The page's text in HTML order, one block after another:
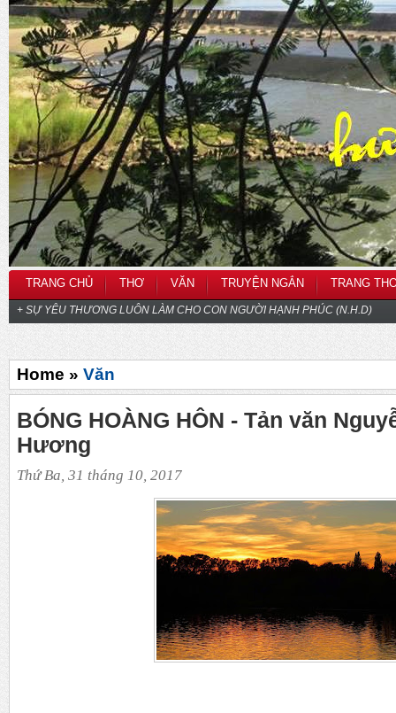
TRANG CHỦ THƠ VĂN TRUYỆN NGẮN TRANG
+ SỰ YÊU THƯƠNG LUÔN LÀM CHO CON NGƯỜI HẠNH PHÚC (N.H.D)
Home » Văn
BÓNG HOÀNG HÔN - Tản văn
Hương
Thứ Ba, 31 tháng 10, 2017